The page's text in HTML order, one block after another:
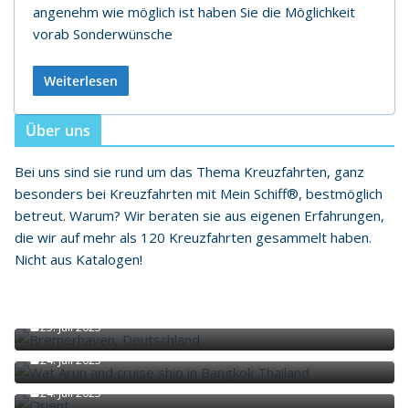
angenehm wie möglich ist haben Sie die Möglichkeit
vorab Sonderwünsche
Weiterlesen
Über uns
Bei uns sind sie rund um das Thema Kreuzfahrten, ganz
besonders bei Kreuzfahrten mit Mein Schiff®, bestmöglich
betreut. Warum? Wir beraten sie aus eigenen Erfahrungen,
die wir auf mehr als 120 Kreuzfahrten gesammelt haben.
Nicht aus Katalogen!
25. Juli 2025
Asien
24. Juli 2025
Orient
24. Juli 2025